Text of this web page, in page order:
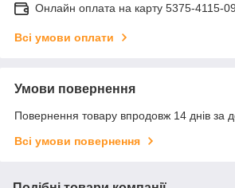
Онлайн оплата на карту 5375-4115-
Всі умови оплати
Умови повернення
Повернення товару впродовж 14 днів за
Всі умови повернення